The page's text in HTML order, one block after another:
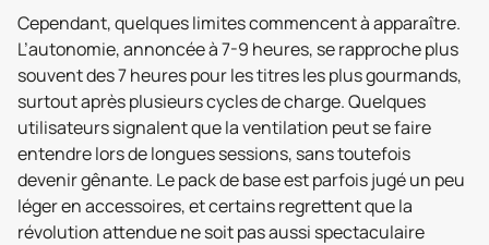
Cependant, quelques limites commencent à apparaître.
L’autonomie, annoncée à 7-9 heures, se rapproche plus
souvent des 7 heures pour les titres les plus gourmands,
surtout après plusieurs cycles de charge. Quelques
utilisateurs signalent que la ventilation peut se faire
entendre lors de longues sessions, sans toutefois
devenir gênante. Le pack de base est parfois jugé un peu
léger en accessoires, et certains regrettent que la
révolution attendue ne soit pas aussi spectaculaire